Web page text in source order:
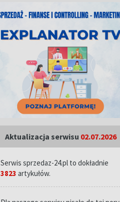
Aktualizacja serwisu 02.07.2026
Serwis sprzedaz-24.pl to dokładnie
3823 artykułów.